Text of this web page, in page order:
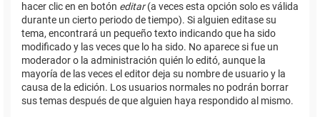
hacer clic en en botón editar(a veces esta opción solo es válida
durante un cierto periodo de tiempo). Si alguien editase su
tema, encontrará un pequeño texto indicando que ha sido
modificado y las veces que lo ha sido. No aparece si fue un
moderador o la administración quién lo editó, aunque la
mayoría de las veces el editor deja su nombre de usuario y la
causa de la edición. Los usuarios normales no podrán borrar
sus temas después de que alguien haya respondido al mismo.